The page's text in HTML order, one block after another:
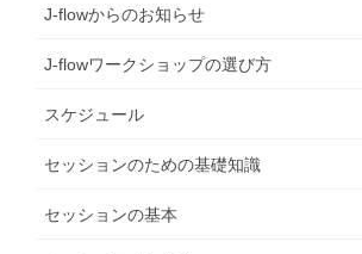
J-flowからのお知らせ
J-flowワークショップの選び方
スケジュール
セッションのための基礎知識
セッションの基本